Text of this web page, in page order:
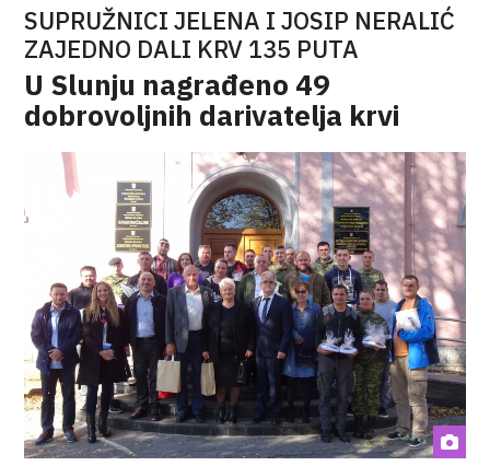
SUPRUŽNICI JELENA I JOSIP NERALIĆ
ZAJEDNO DALI KRV 135 PUTA
U Slunju nagrađeno 49
dobrovoljnih darivatelja krvi